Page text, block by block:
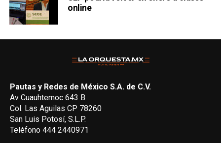
online
Pautas y Redes de México S.A. de C.V.
Av Cuauhtemoc 643 B
Col. Las Aguilas CP 78260
San Luis Potosí, S.L.P.
Teléfono 444 2440971